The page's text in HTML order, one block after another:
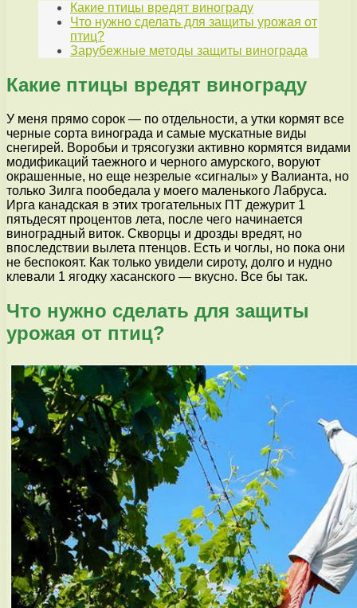
Какие птицы вредят винограду
Что нужно сделать для защиты урожая от
птиц?
Зарубежные методы защиты винограда
Какие птицы вредят винограду
У меня прямо сорок — по отдельности, а утки кормят все
черные сорта винограда и самые мускатные виды
снегирей. Воробьи и трясогузки активно кормятся видами
модификаций таежного и черного амурского, воруют
окрашенные, но еще незрелые «сигналы» у Валианта, но
только Зилга пообедала у моего маленького Лабруса.
Ирга канадская в этих трогательных ПТ дежурит 1
пятьдесят процентов лета, после чего начинается
виноградный виток. Скворцы и дрозды вредят, но
впоследствии вылета птенцов. Есть и чоглы, но пока они
не беспокоят. Как только увидели сироту, долго и нудно
клевали 1 ягодку хасанского — вкусно. Все бы так.
Что нужно сделать для защиты
урожая от птиц?